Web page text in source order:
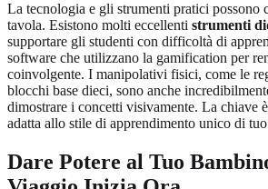
La tecnologia e gli strumenti pratici possono
tavola. Esistono molti eccellenti strumenti
supportare gli studenti con difficoltà di
software che utilizzano la gamification per
coinvolgente. I manipolativi fisici, come le
blocchi base dieci, sono anche
dimostrare i concetti visivamente. La chiave
adatta allo stile di apprendimento unico di
Dare Potere al Tuo